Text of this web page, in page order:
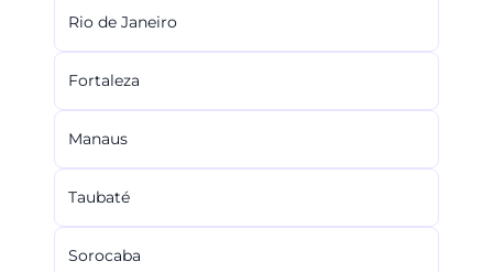
Rio de Janeiro
Fortaleza
Manaus
Taubaté
Sorocaba